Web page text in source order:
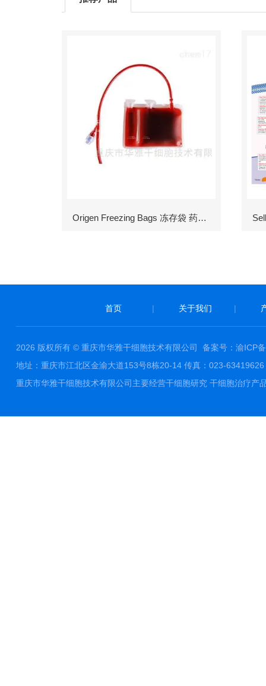
Origen Freezing Bags 冻存袋 药包材
首页 | 关于我们 |
2026 版权所有 © 重庆市华雅干细胞技术有限公司 备案号：渝ICP
地址：重庆市江北区金渝大道153号8栋20-14 传真：023-
重庆市华雅干细胞技术有限公司主要经营干细胞研究 干细胞治疗产